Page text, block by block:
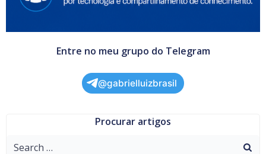
Entre no meu grupo do Telegram
@gabrielluizbrasil
Procurar artigos
Search